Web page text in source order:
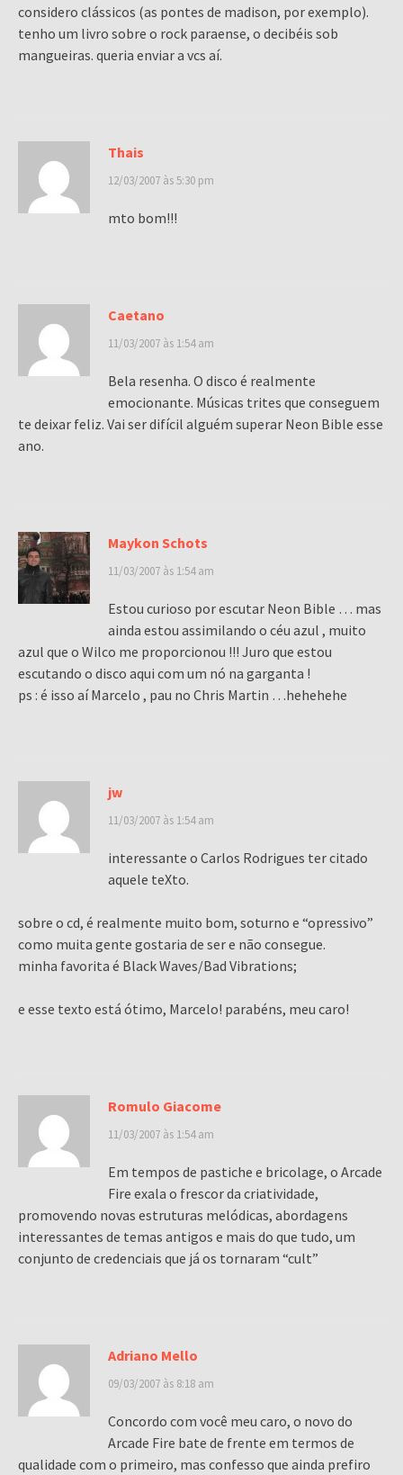
considero clássicos (as pontes de madison, por exemplo).
tenho um livro sobre o rock paraense, o decibéis sob
mangueiras. queria enviar a vcs aí.
Thais
12/03/2007 às 5:30 pm
mto bom!!!
Caetano
11/03/2007 às 1:54 am
Bela resenha. O disco é realmente
emocionante. Músicas trites que conseguem
te deixar feliz. Vai ser difícil alguém superar Neon Bible esse
ano.
Maykon Schots
11/03/2007 às 1:54 am
Estou curioso por escutar Neon Bible … mas
ainda estou assimilando o céu azul , muito
azul que o Wilco me proporcionou !!! Juro que estou
escutando o disco aqui com um nó na garganta !
ps : é isso aí Marcelo , pau no Chris Martin …hehehehe
jw
11/03/2007 às 1:54 am
interessante o Carlos Rodrigues ter citado
aquele teXto.
sobre o cd, é realmente muito bom, soturno e “opressivo”
como muita gente gostaria de ser e não consegue.
minha favorita é Black Waves/Bad Vibrations;
e esse texto está ótimo, Marcelo! parabéns, meu caro!
Romulo Giacome
11/03/2007 às 1:54 am
Em tempos de pastiche e bricolage, o Arcade
Fire exala o frescor da criatividade,
promovendo novas estruturas melódicas, abordagens
interessantes de temas antigos e mais do que tudo, um
conjunto de credenciais que já os tornaram “cult”
Adriano Mello
09/03/2007 às 8:18 am
Concordo com você meu caro, o novo do
Arcade Fire bate de frente em termos de
qualidade com o primeiro, mas confesso que ainda prefiro